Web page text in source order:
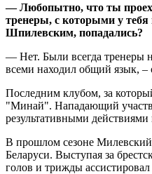
— Любопытно, что ты
тренеры, с которыми у тебя
Шпилевским, попадались?
— Нет. Были всегда тренеры
всеми находил общий язык, –
Последним клубом, за
"Минай". Нападающий
результативными действиями
В прошлом сезоне
Беларуси. Выступая за
голов и трижды